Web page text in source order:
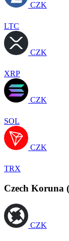
CZK
LTC
CZK
XRP
CZK
SOL
CZK
TRX
Czech Koruna
CZK